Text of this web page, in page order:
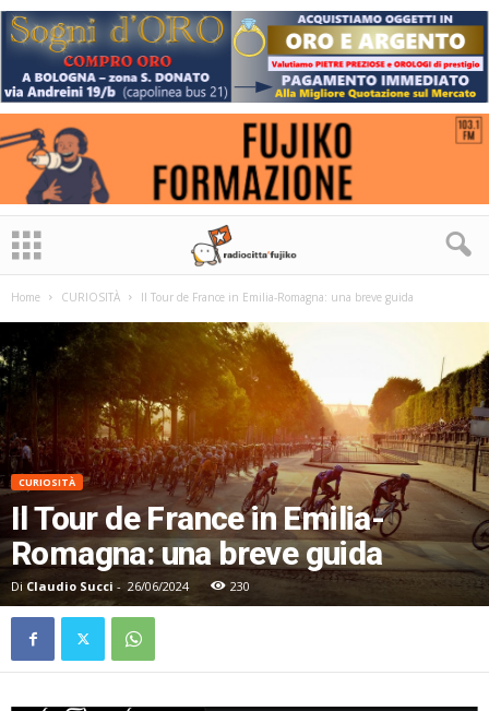
Home CURIOSITÀ Il Tour de France in Emilia-Romagna: una breve guida
CURIOSITÀ
Il Tour de France in Emilia-
Romagna: una breve guida
Di Claudio Succi - 26/06/2024 230